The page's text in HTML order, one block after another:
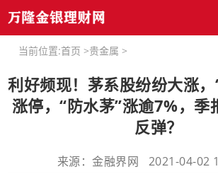
当前位置:首页 >贵金属 >
利好频现！茅系股纷纷大涨
涨停，“防水茅”涨逾7%，季
反弹？
来源：金融界网 2021-04-02